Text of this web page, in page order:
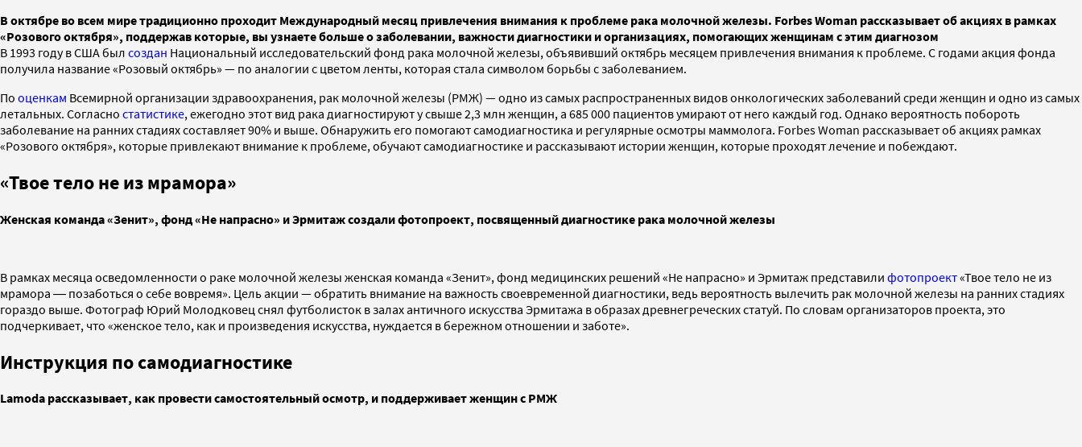
В октябре во всем мире традиционно проходит Международный месяц привлечения внимания к проблеме рака молочной железы. Forbes Woman рассказывает об акциях в рамках
«Розового октября», поддержав которые, вы узнаете больше о заболевании, важности диагностики и организациях, помогающих женщинам с этим диагнозом
В 1993 году в США был создан Национальный исследовательский фонд рака молочной железы, объявивший октябрь месяцем привлечения внимания к проблеме. С годами акция фонда
получила название «Розовый октябрь» — по аналогии с цветом ленты, которая стала символом борьбы с заболеванием.
По оценкам Всемирной организации здравоохранения, рак молочной железы (РМЖ) — одно из самых распространенных видов онкологических заболеваний среди женщин и одно из самых
летальных. Согласно статистике, ежегодно этот вид рака диагностируют у свыше 2,3 млн женщин, а 685 000 пациентов умирают от него каждый год. Однако вероятность побороть
заболевание на ранних стадиях составляет 90% и выше. Обнаружить его помогают самодиагностика и регулярные осмотры маммолога. Forbes Woman рассказывает об акциях рамках
«Розового октября», которые привлекают внимание к проблеме, обучают самодиагностике и рассказывают истории женщин, которые проходят лечение и побеждают.
«Твое тело не из мрамора»
Женская команда «Зенит», фонд «Не напрасно» и Эрмитаж создали фотопроект, посвященный диагностике рака молочной железы
В рамках месяца осведомленности о раке молочной железы женская команда «Зенит», фонд медицинских решений «Не напрасно» и Эрмитаж представили фотопроект«Твое тело не из
мрамора ― позаботься о себе вовремя». Цель акции — обратить внимание на важность своевременной диагностики, ведь вероятность вылечить рак молочной железы на ранних стадиях
гораздо выше. Фотограф Юрий Молодковец снял футболисток в залах античного искусства Эрмитажа в образах древнегреческих статуй. По словам организаторов проекта, это
подчеркивает, что «женское тело, как и произведения искусства, нуждается в бережном отношении и заботе».
Инструкция по самодиагностике
Lamoda рассказывает, как провести самостоятельный осмотр, и поддерживает женщин с РМЖ